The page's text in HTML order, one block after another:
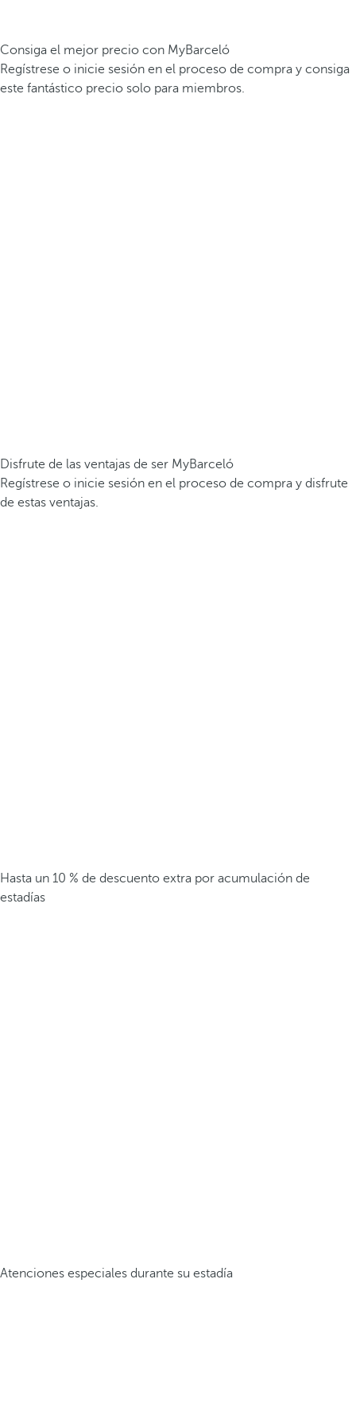
Consiga el mejor precio con MyBarceló
Regístrese o inicie sesión en el proceso de compra y consiga
este fantástico precio solo para miembros.
Disfrute de las ventajas de ser MyBarceló
Regístrese o inicie sesión en el proceso de compra y disfrute
de estas ventajas.
Hasta un 10 % de descuento extra por acumulación de
estadías
Atenciones especiales durante su estadía